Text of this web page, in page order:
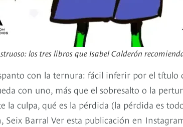
los tres libros que Isabel Calderón
con la ternura: fácil inferir por el
con uno, más que el sobresalto o la
la culpa, qué es la pérdida (la pérdida es
Seix Barral Ver esta publicación en